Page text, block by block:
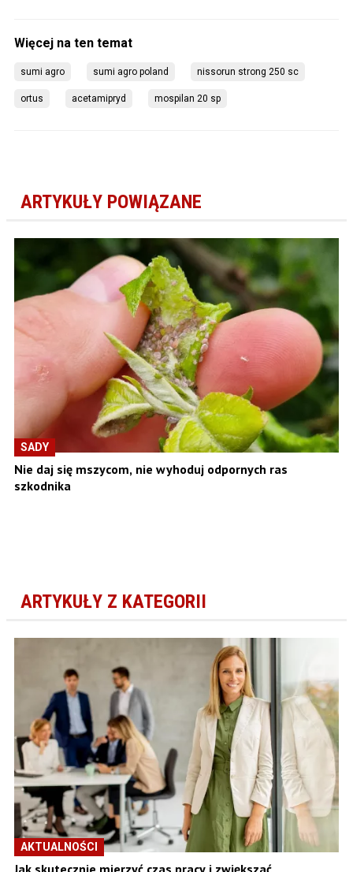
sumi agro sumi agro poland nissorun strong 250 sc
ortus acetamipryd mospilan 20 sp
ARTYKUŁY POWIĄZANE
SADY
Nie daj się mszycom, nie wyhoduj odpornych ras
szkodnika
ARTYKUŁY Z KATEGORII
AKTUALNOŚCI